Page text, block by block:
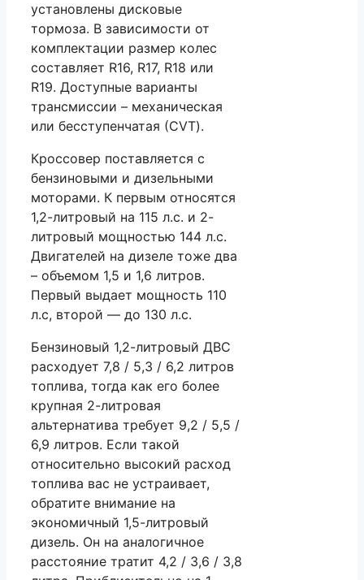
установлены дисковые
тормоза. В зависимости от
комплектации размер колес
составляет R16, R17, R18 или
R19. Доступные варианты
трансмиссии – механическая
или бесступенчатая (СVT).
Кроссовер поставляется с
бензиновыми и дизельными
моторами. К первым относятся
1,2-литровый на 115 л.с. и 2-
литровый мощностью 144 л.с.
Двигателей на дизеле тоже два
– объемом 1,5 и 1,6 литров.
Первый выдает мощность 110
л.с, второй — до 130 л.с.
Бензиновый 1,2-литровый ДВС
расходует 7,8 / 5,3 / 6,2 литров
топлива, тогда как его более
крупная 2-литровая
альтернатива требует 9,2 / 5,5 /
6,9 литров. Если такой
относительно высокий расход
топлива вас не устраивает,
обратите внимание на
экономичный 1,5-литровый
дизель. Он на аналогичное
расстояние тратит 4,2 / 3,6 / 3,8